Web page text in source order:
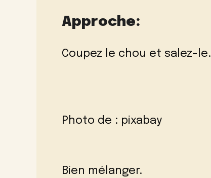
Approche:
Coupez le chou et salez-le.
Photo de : pixabay
Bien mélanger.